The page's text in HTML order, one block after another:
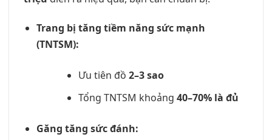
Trang bị tăng tiềm năng sức mạnh
(TNTSM):
Ưu tiên đồ 2–3 sao
Tổng TNTSM khoảng 40–70% là đủ
Găng tăng sức đánh: